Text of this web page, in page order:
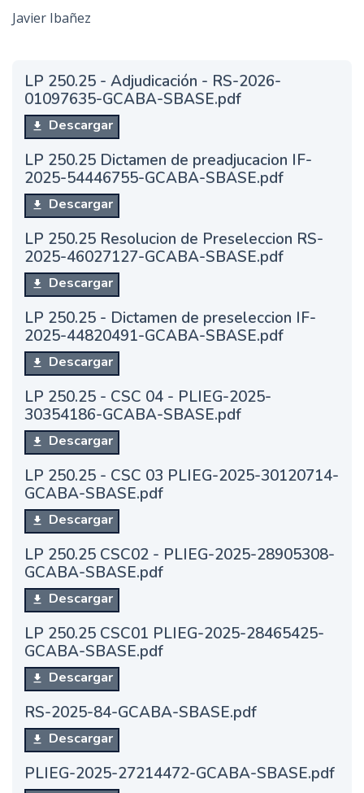
Javier Ibañez
LP 250.25 - Adjudicación - RS-2026-
01097635-GCABA-SBASE.pdf
Descargar
LP 250.25 Dictamen de preadjucacion IF-
2025-54446755-GCABA-SBASE.pdf
Descargar
LP 250.25 Resolucion de Preseleccion RS-
2025-46027127-GCABA-SBASE.pdf
Descargar
LP 250.25 - Dictamen de preseleccion IF-
2025-44820491-GCABA-SBASE.pdf
Descargar
LP 250.25 - CSC 04 - PLIEG-2025-
30354186-GCABA-SBASE.pdf
Descargar
LP 250.25 - CSC 03 PLIEG-2025-30120714-
GCABA-SBASE.pdf
Descargar
LP 250.25 CSC02 - PLIEG-2025-28905308-
GCABA-SBASE.pdf
Descargar
LP 250.25 CSC01 PLIEG-2025-28465425-
GCABA-SBASE.pdf
Descargar
RS-2025-84-GCABA-SBASE.pdf
Descargar
PLIEG-2025-27214472-GCABA-SBASE.pdf